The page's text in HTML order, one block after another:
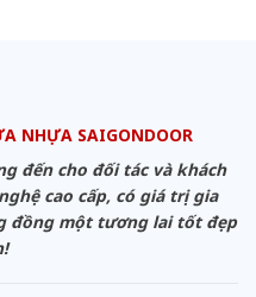
NHỰA SAIGONDOOR
đến cho đối tác và khách
cao cấp, có giá trị gia
đồng một tương lai tốt đẹp